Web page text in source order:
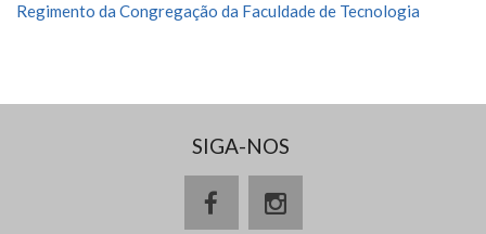
Regimento da Congregação da Faculdade de Tecnologia
SIGA-NOS